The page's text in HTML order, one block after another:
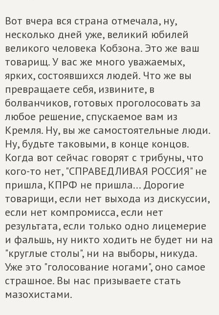
Вот вчера вся страна отмечала, ну,
несколько дней уже, великий юбилей
великого человека Кобзона. Это же ваш
товарищ. У вас же много уважаемых,
ярких, состоявшихся людей. Что же вы
превращаете себя, извините, в
болванчиков, готовых проголосовать за
любое решение, спускаемое вам из
Кремля. Ну, вы же самостоятельные люди.
Ну, будьте таковыми, в конце концов.
Когда вот сейчас говорят с трибуны, что
кого-то нет, "СПРАВЕДЛИВАЯ РОССИЯ" не
пришла, КПРФ не пришла... Дорогие
товарищи, если нет выхода из дискуссии,
если нет компромисса, если нет
результата, если только одно лицемерие
и фальшь, ну никто ходить не будет ни на
"круглые столы", ни на выборы, никуда.
Уже это "голосование ногами", оно самое
страшное. Вы нас призываете стать
мазохистами.